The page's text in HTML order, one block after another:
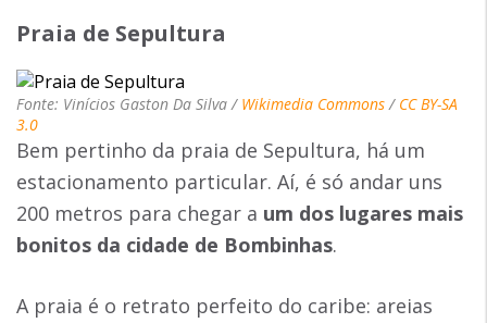
Praia de Sepultura
Fonte: Vinícios Gaston Da Silva / Wikimedia Commons/ CC BY-SA
3.0
Bem pertinho da praia de Sepultura, há um
estacionamento particular. Aí, é só andar uns
200 metros para chegar a um dos lugares mais
bonitos da cidade de Bombinhas.
A praia é o retrato perfeito do caribe: areias